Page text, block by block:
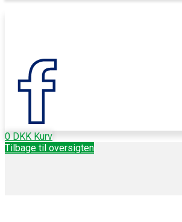
0 DKK Kurv
Tilbage til oversigten